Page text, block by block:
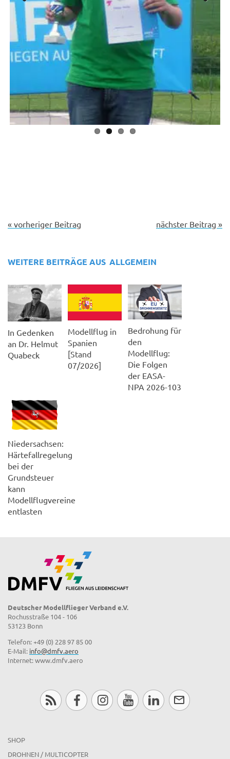
Previous
« vorheriger Beitrag nächster Beitrag »
WEITERE BEITRÄGE AUS ALLGEMEIN
In Gedenken
an Dr. Helmut
Quabeck
Modellflug in
Spanien
[Stand
07/2026]
Bedrohung für
den
Modellflug:
Die Folgen
der EASA-
NPA 2026-103
Niedersachsen:
Härtefallregelung
bei der
Grundsteuer
kann
Modellflugvereine
entlasten
Deutscher Modellflieger Verband e.V.
Rochusstraße 104 - 106
53123 Bonn
Telefon: +49 (0) 228 97 85 00
E-Mail: info@dmfv.aero
Internet: www.dmfv.aero
SHOP
DROHNEN / MULTICOPTER